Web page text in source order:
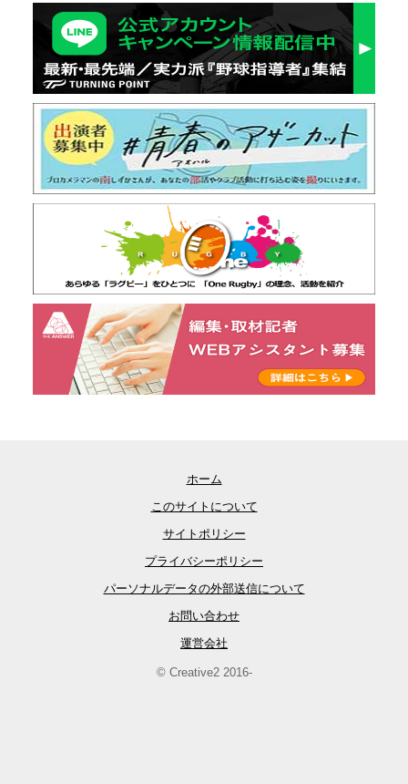
ホーム
このサイトについて
サイトポリシー
プライバシーポリシー
パーソナルデータの外部送信について
お問い合わせ
運営会社
© Creative2 2016-